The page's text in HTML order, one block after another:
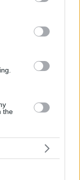
party tags to
in below Google
the
- Στις 3
έφεση για την